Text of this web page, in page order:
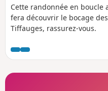
Cette randonnée en boucle
fera découvrir le bocage
Tiffauges, rassurez-vous.